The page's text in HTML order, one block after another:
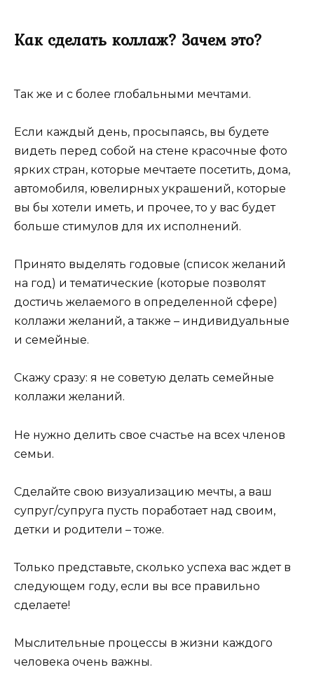
Как сделать коллаж? Зачем это?
Так же и с более глобальными мечтами.
Если каждый день, просыпаясь, вы будете
видеть перед собой на стене красочные фото
ярких стран, которые мечтаете посетить, дома,
автомобиля, ювелирных украшений, которые
вы бы хотели иметь, и прочее, то у вас будет
больше стимулов для их исполнений.
Принято выделять годовые (список желаний
на год) и тематические (которые позволят
достичь желаемого в определенной сфере)
коллажи желаний, а также – индивидуальные
и семейные.
Скажу сразу: я не советую делать семейные
коллажи желаний.
Не нужно делить свое счастье на всех членов
семьи.
Сделайте свою визуализацию мечты, а ваш
супруг/супруга пусть поработает над своим,
детки и родители – тоже.
Только представьте, сколько успеха вас ждет в
следующем году, если вы все правильно
сделаете!
Мыслительные процессы в жизни каждого
человека очень важны.